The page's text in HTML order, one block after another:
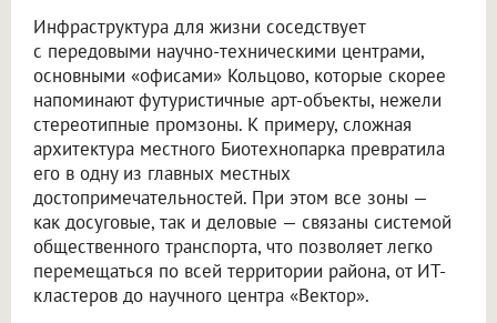
Инфраструктура для жизни соседствует
с передовыми научно-техническими центрами,
основными «офисами» Кольцово, которые скорее
напоминают футуристичные арт-объекты, нежели
стереотипные промзоны. К примеру, сложная
архитектура местного Биотехнопарка превратила
его в одну из главных местных
достопримечательностей. При этом все зоны —
как досуговые, так и деловые — связаны системой
общественного транспорта, что позволяет легко
перемещаться по всей территории района, от ИТ-
кластеров до научного центра «Вектор».